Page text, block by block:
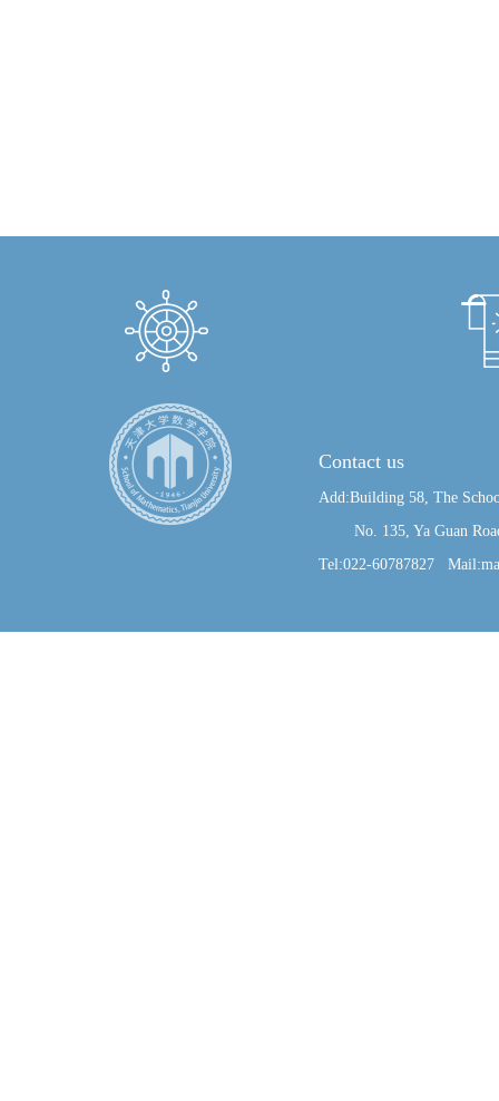
Contact us
Add:Building 58, The
No. 135, Ya Guan
Tel:022-60787827